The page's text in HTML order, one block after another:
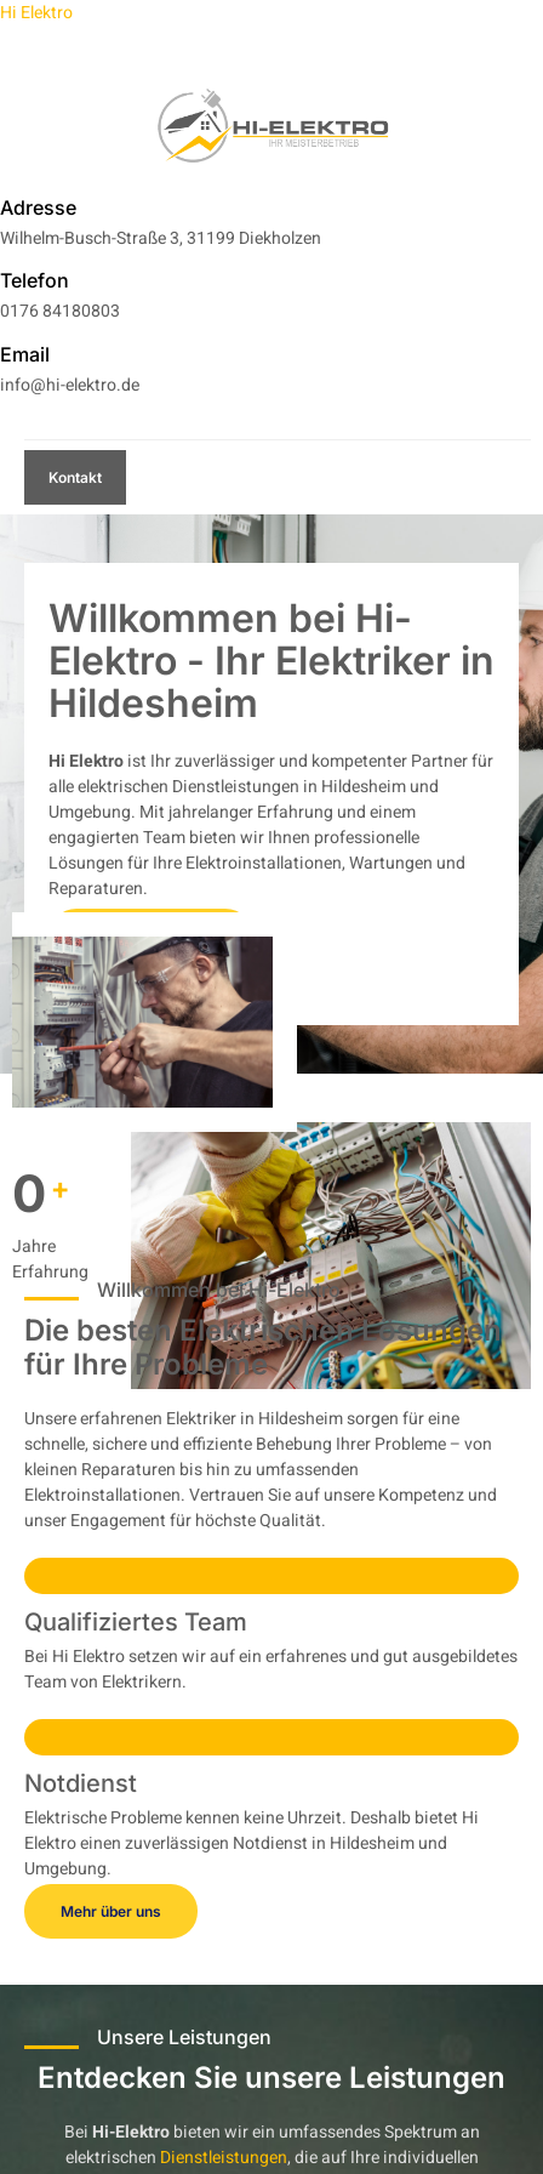
Hi Elektro
Adresse
Wilhelm-Busch-Straße 3, 31199 Diekholzen
Telefon
0176 84180803
Email
info@hi-elektro.de
Kontakt
Willkommen bei Hi-
Elektro - Ihr Elektriker in
Hildesheim
Hi Elektroist Ihr zuverlässiger und kompetenter Partner für
alle elektrischen Dienstleistungen in Hildesheim und
Umgebung. Mit jahrelanger Erfahrung und einem
engagierten Team bieten wir Ihnen professionelle
Lösungen für Ihre Elektroinstallationen, Wartungen und
Reparaturen.
Kontaktiere uns
Leistungen
0+
Jahre
Erfahrung
Willkommen bei Hi-Elektro
Die besten Elektrischen Lösungen
für Ihre Probleme
Unsere erfahrenen Elektriker in Hildesheim sorgen für eine
schnelle, sichere und effiziente Behebung Ihrer Probleme – von
kleinen Reparaturen bis hin zu umfassenden
Elektroinstallationen. Vertrauen Sie auf unsere Kompetenz und
unser Engagement für höchste Qualität.
Qualifiziertes Team
Bei Hi Elektro setzen wir auf ein erfahrenes und gut ausgebildetes
Team von Elektrikern.
Notdienst
Elektrische Probleme kennen keine Uhrzeit. Deshalb bietet Hi
Elektro einen zuverlässigen Notdienst in Hildesheim und
Umgebung.
Mehr über uns
Unsere Leistungen
Entdecken Sie unsere Leistungen
Bei Hi-Elektrobieten wir ein umfassendes Spektrum an
elektrischen Dienstleistungen, die auf Ihre individuellen